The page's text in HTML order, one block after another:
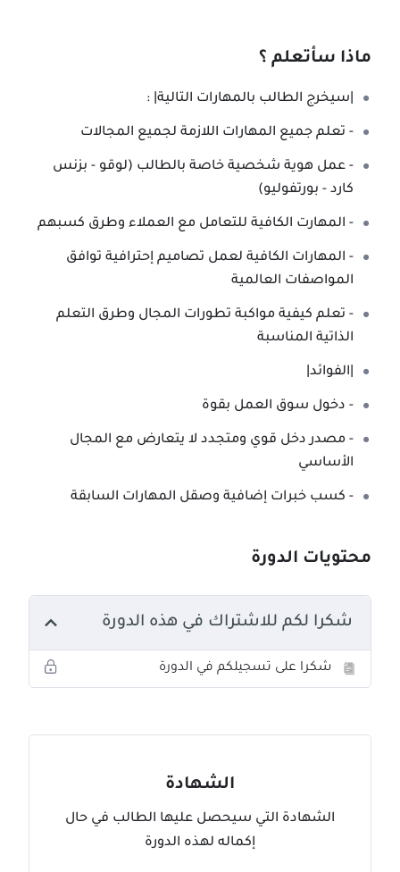
ماذا سأتعلم ؟
|سيخرج الطالب بالمهارات التالية| :
- تعلم جميع المهارات اللازمة لجميع المجالات
- عمل هوية شخصية خاصة بالطالب (لوقو - بزنس
كارد - بورتفوليو)
- المهارت الكافية للتعامل مع العملاء وطرق كسبهم
- المهارات الكافية لعمل تصاميم إحترافية توافق
المواصفات العالمية
- تعلم كيفية مواكبة تطورات المجال وطرق التعلم
الذاتية المناسبة
|الفوائد|
- دخول سوق العمل بقوة
- مصدر دخل قوي ومتجدد لا يتعارض مع المجال
الأساسي
- كسب خبرات إضافية وصقل المهارات السابقة
محتويات الدورة
شكرا لكم للاشتراك في هذه الدورة
شكرا على تسجيلكم في الدورة
الشهادة
الشهادة التي سيحصل عليها الطالب في حال
إكماله لهذه الدورة